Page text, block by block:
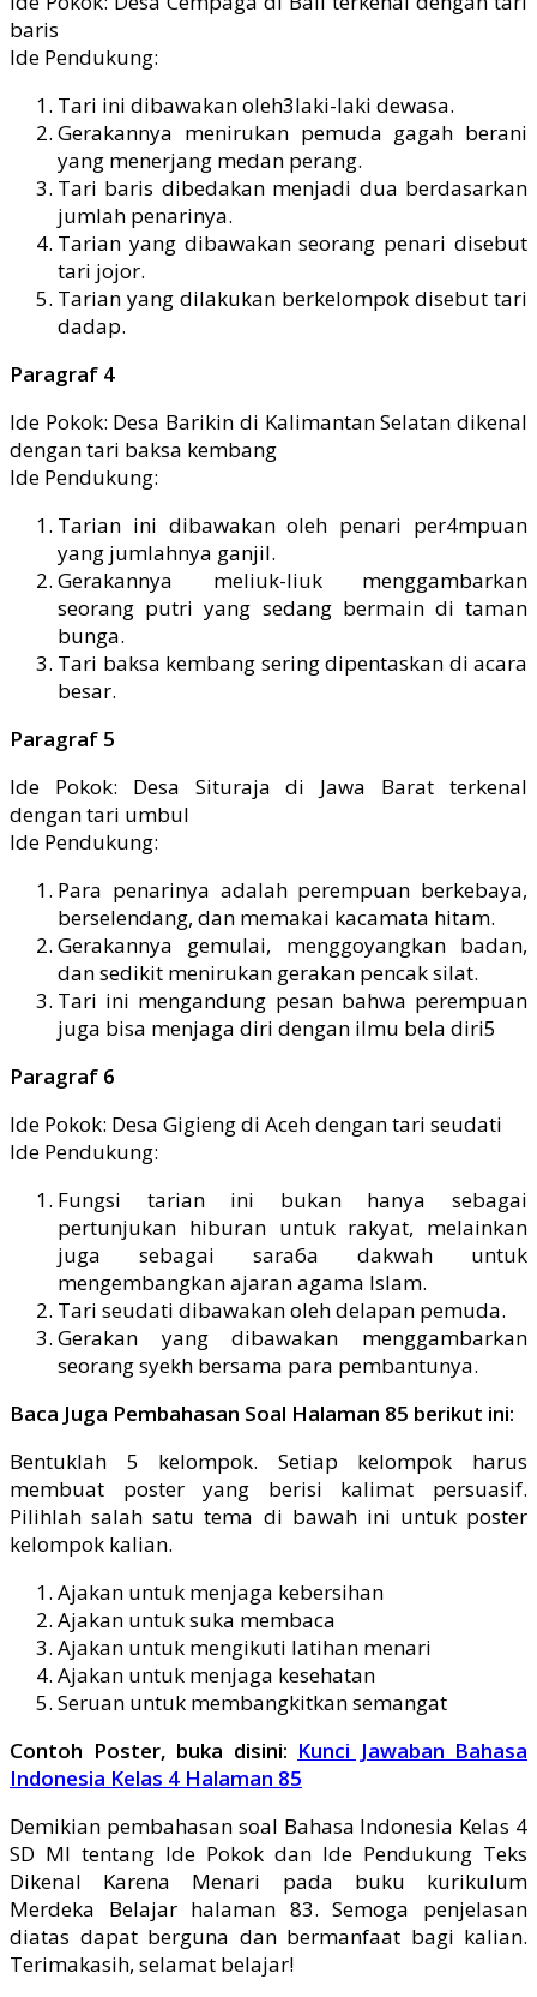
baris
Ide Pendukung:
Tari ini dibawakan oleh3laki-laki dewasa.
Gerakannya menirukan pemuda gagah berani
yang menerjang medan perang.
Tari baris dibedakan menjadi dua berdasarkan
jumlah penarinya.
Tarian yang dibawakan seorang penari disebut
tari jojor.
Tarian yang dilakukan berkelompok disebut tari
dadap.
Paragraf 4
Ide Pokok: Desa Barikin di Kalimantan Selatan dikenal
dengan tari baksa kembang
Ide Pendukung:
Tarian ini dibawakan oleh penari per4mpuan
yang jumlahnya ganjil.
Gerakannya meliuk-liuk menggambarkan
seorang putri yang sedang bermain di taman
bunga.
Tari baksa kembang sering dipentaskan di acara
besar.
Paragraf 5
Ide Pokok: Desa Situraja di Jawa Barat terkenal
dengan tari umbul
Ide Pendukung:
Para penarinya adalah perempuan berkebaya,
berselendang, dan memakai kacamata hitam.
Gerakannya gemulai, menggoyangkan badan,
dan sedikit menirukan gerakan pencak silat.
Tari ini mengandung pesan bahwa perempuan
juga bisa menjaga diri dengan ilmu bela diri5
Paragraf 6
Ide Pokok: Desa Gigieng di Aceh dengan tari seudati
Ide Pendukung:
Fungsi tarian ini bukan hanya sebagai
pertunjukan hiburan untuk rakyat, melainkan
juga sebagai sara6a dakwah untuk
mengembangkan ajaran agama Islam.
Tari seudati dibawakan oleh delapan pemuda.
Gerakan yang dibawakan menggambarkan
seorang syekh bersama para pembantunya.
Baca Juga Pembahasan Soal Halaman 85 berikut ini:
Bentuklah 5 kelompok. Setiap kelompok harus
membuat poster yang berisi kalimat persuasif.
Pilihlah salah satu tema di bawah ini untuk poster
kelompok kalian.
Ajakan untuk menjaga kebersihan
Ajakan untuk suka membaca
Ajakan untuk mengikuti latihan menari
Ajakan untuk menjaga kesehatan
Seruan untuk membangkitkan semangat
Contoh Poster, buka disini: Kunci Jawaban Bahasa
Indonesia Kelas 4 Halaman 85
Demikian pembahasan soal Bahasa Indonesia Kelas 4
SD MI tentang Ide Pokok dan Ide Pendukung Teks
Dikenal Karena Menari pada buku kurikulum
Merdeka Belajar halaman 83. Semoga penjelasan
diatas dapat berguna dan bermanfaat bagi kalian.
Terimakasih, selamat belajar!